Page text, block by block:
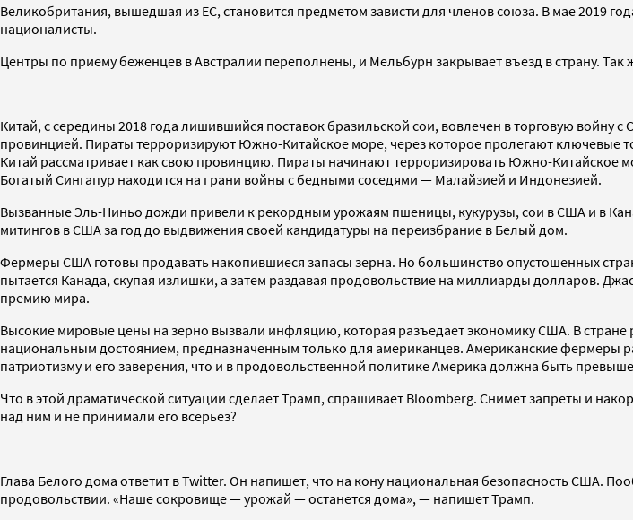
Великобритания, вышедшая из ЕС, становится предметом зависти для членов союза. В мае 2019
националисты.
Центры по приему беженцев в Австралии переполнены, и Мельбурн закрывает въезд в страну.
Китай, с середины 2018 года лишившийся поставок бразильской сои, вовлечен в торговую войну
провинцией. Пираты терроризируют Южно-Китайское море, через которое пролегают ключевые
Китай рассматривает как свою провинцию. Пираты начинают терроризировать Южно-Китайское
Богатый Сингапур находится на грани войны с бедными соседями — Малайзией и Индонезией.
Вызванные Эль-Ниньо дожди привели к рекордным урожаям пшеницы, кукурузы, сои в США и в
митингов в США за год до выдвижения своей кандидатуры на переизбрание в Белый дом.
Фермеры США готовы продавать накопившиеся запасы зерна. Но большинство опустошенных
пытается Канада, скупая излишки, а затем раздавая продовольствие на миллиарды долларов.
премию мира.
Высокие мировые цены на зерно вызвали инфляцию, которая разъедает экономику США. В
национальным достоянием, предназначенным только для американцев. Американские фермеры
патриотизму и его заверения, что и в продовольственной политике Америка должна быть
Что в этой драматической ситуации сделает Трамп, спрашивает Bloomberg. Снимет запреты и
над ним и не принимали его всерьез?
Глава Белого дома ответит в Twitter. Он напишет, что на кону национальная безопасность США.
продовольствии. «Наше сокровище — урожай — останется дома», — напишет Трамп.